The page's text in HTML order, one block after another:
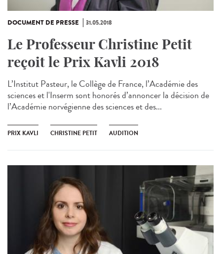
DOCUMENT DE PRESSE 31.05.2018
Le Professeur Christine Petit
reçoit le Prix Kavli 2018
L’Institut Pasteur, le Collège de France, l’Académie des
sciences et l'Inserm sont honorés d’annoncer la décision de
l’Académie norvégienne des sciences et des...
PRIX KAVLI CHRISTINE PETIT AUDITION